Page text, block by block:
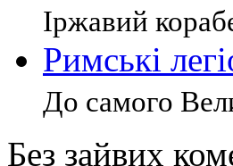
Іржавий
Римські
До самого
Без зайвих